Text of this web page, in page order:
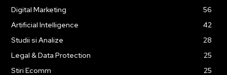
Digital Marketing
56
Artificial Intelligence
42
Studii si Analize
28
Legal & Data Protection
25
Stiri Ecomm
25